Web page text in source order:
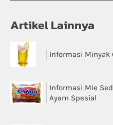
Artikel Lainnya
Informasi Minyak
Informasi Mie
Ayam Spesial